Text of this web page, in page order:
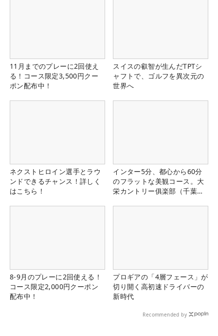
11月までのプレーに2回使え
る！コース限定3,500円クー
ポン配布中！
スイスの叡智が生んだTPTシ
ャフトで、ゴルフを異次元の
世界へ
ネクストヒロイン選手とラウ
ンドできるチャンス！詳しく
はこちら！
インター5分、都心から60分
のフラットな美観コース。大
栄カントリー俱楽部（千葉
8-9月のプレーに2回使える！
コース限定2,000円クーポン
配布中！
プロギアの「4層フェース」が
切り開く高初速ドライバーの
新時代
Recommended by